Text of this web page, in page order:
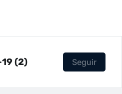
(2) Seguir